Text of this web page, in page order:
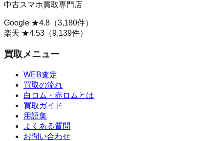
中古スマホ買取専門店
Google ★4.8 （3,180件）
楽天 ★4.53 （9,139件）
買取メニュー
WEB査定
買取の流れ
白ロム・赤ロムとは
買取ガイド
用語集
よくある質問
お問い合わせ